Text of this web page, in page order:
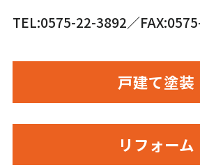
TEL:0575-22-3892／
戸建て塗装
リフォーム